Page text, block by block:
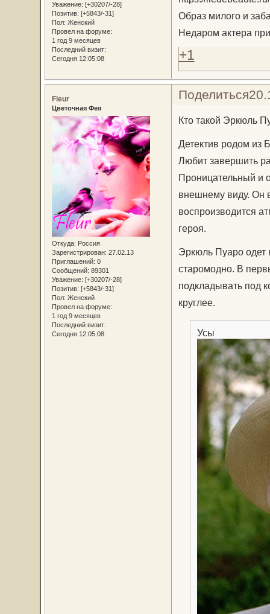
Уважение: [+30207/-28]
Позитив: [+5843/-31]
Пол: Женский
Провел на форуме:
1 год 9 месяцев
Последний визит:
Сегодня 12:05:08
Образ милого и
Недаром актера
+1
Поделиться
Fleur
Цветочная Фея
Откуда: Россия
Зарегистрирован: 27.02.13
Приглашений: 0
Сообщений: 89301
Уважение: [+30207/-28]
Позитив: [+5843/-31]
Пол: Женский
Провел на форуме:
1 год 9 месяцев
Последний визит:
Сегодня 12:05:08
Кто такой Эркюль
Детектив родом из
Любит завершить
Проницательный и
внешнему виду. Он
воспроизводится
героя.
Эркюль Пуаро одет
старомодно. В
подкладывать под
круглее.
Усы